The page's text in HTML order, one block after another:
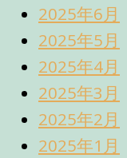
2025年6月
2025年5月
2025年4月
2025年3月
2025年2月
2025年1月